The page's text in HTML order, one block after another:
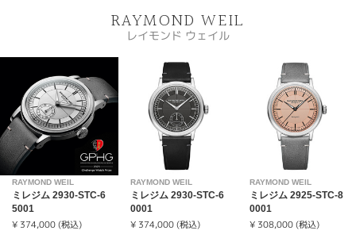
RAYMOND WEIL
レイモンド ウェイル
RAYMOND WEIL
ミレジム 2930-STC-6
5001
¥ 374,000 (税込)
RAYMOND WEIL
ミレジム 2930-STC-6
0001
¥ 374,000 (税込)
RAYMOND WEIL
ミレジム 2925-STC-8
0001
¥ 308,000 (税込)